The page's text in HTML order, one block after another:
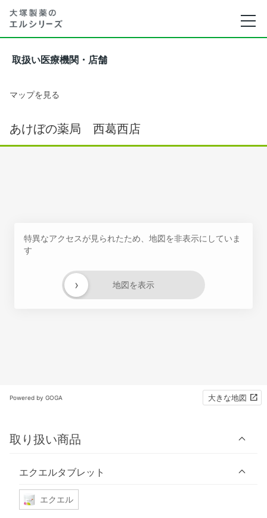
取扱い医療機関・店舗
マップを見る
あけぼの薬局 西葛西店
特異なアクセスが見られたため、地図を非表示にしていま
す
地図を表示
›
Powered by GOGA 大きな地図
取り扱い商品
エクエルタブレット
エクエル